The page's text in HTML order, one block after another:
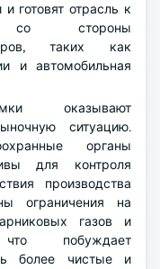
готовят отрасль к
со стороны
таких как
и автомобильная
оказывают
ситуацию.
органы
для контроля
производства
ограничения на
газов и
что побуждает
более чистые и